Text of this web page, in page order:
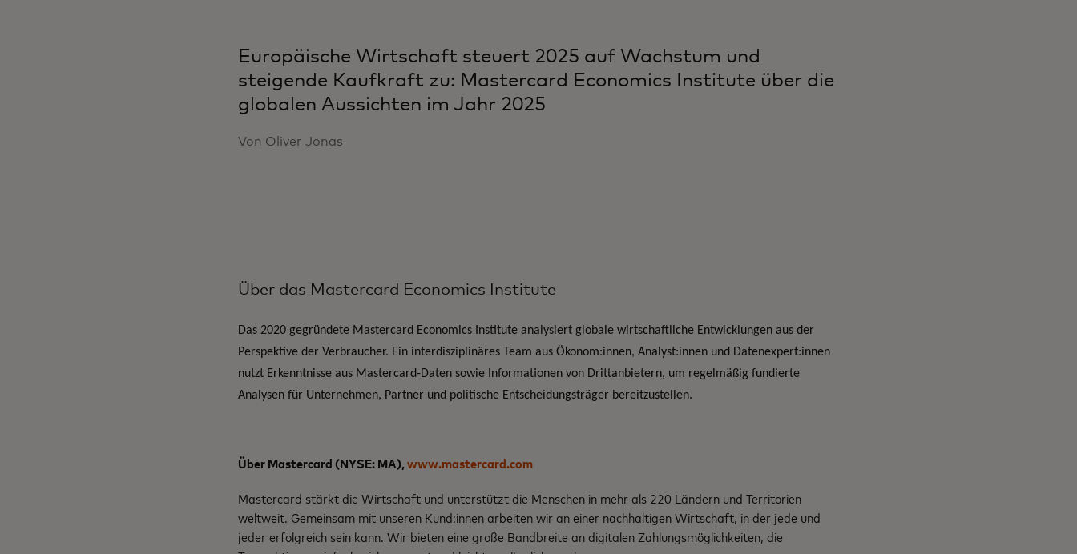
Europäische Wirtschaft steuert 2025 auf Wachstum und
steigende Kaufkraft zu: Mastercard Economics Institute über die
globalen Aussichten im Jahr 2025
Von Oliver Jonas
Über das Mastercard Economics Institute
Das 2020 gegründete Mastercard Economics Institute analysiert globale wirtschaftliche Entwicklungen aus der
Perspektive der Verbraucher. Ein interdisziplinäres Team aus Ökonom:innen, Analyst:innen und Datenexpert:innen
nutzt Erkenntnisse aus Mastercard-Daten sowie Informationen von Drittanbietern, um regelmäßig fundierte
Analysen für Unternehmen, Partner und politische Entscheidungsträger bereitzustellen.
Über Mastercard (NYSE: MA),www.mastercard.com
Mastercard stärkt die Wirtschaft und unterstützt die Menschen in mehr als 220 Ländern und Territorien
weltweit. Gemeinsam mit unseren Kund:innen arbeiten wir an einer nachhaltigen Wirtschaft, in der jede und
jeder erfolgreich sein kann. Wir bieten eine große Bandbreite an digitalen Zahlungsmöglichkeiten, die